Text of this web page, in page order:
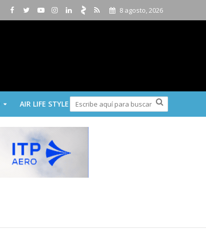
8 agosto, 2026
AIR LIFE STYLE